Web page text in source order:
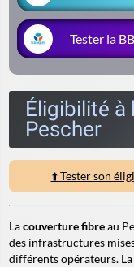
Tester la
Éligibilité à
Pescher
⬆️ Tester son
Lacouverture fibreau
des infrastructures
différents opérateurs.